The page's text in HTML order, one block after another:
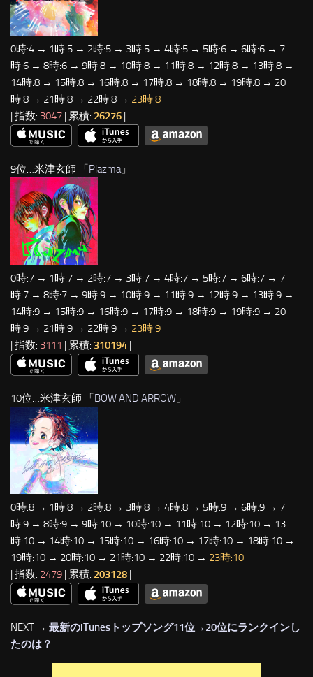
0時:4 → 1時:5 → 2時:5 → 3時:5 → 4時:5 → 5時:6 → 6時:6 → 7
時:6 → 8時:6 → 9時:8 → 10時:8 → 11時:8 → 12時:8 → 13時:8 →
14時:8 → 15時:8 → 16時:8 → 17時:8 → 18時:8 → 19時:8 → 20
時:8 → 21時:8 → 22時:8 → 23時:8
| 指数: 3047 | 累積: 26276 |
9位…米津玄師 「Plazma」
0時:7 → 1時:7 → 2時:7 → 3時:7 → 4時:7 → 5時:7 → 6時:7 → 7
時:7 → 8時:7 → 9時:9 → 10時:9 → 11時:9 → 12時:9 → 13時:9 →
14時:9 → 15時:9 → 16時:9 → 17時:9 → 18時:9 → 19時:9 → 20
時:9 → 21時:9 → 22時:9 → 23時:9
| 指数: 3111 | 累積: 310194 |
10位…米津玄師 「BOW AND ARROW 」
0時:8 → 1時:8 → 2時:8 → 3時:8 → 4時:8 → 5時:9 → 6時:9 → 7
時:9 → 8時:9 → 9時:10 → 10時:10 → 11時:10 → 12時:10 → 13
時:10 → 14時:10 → 15時:10 → 16時:10 → 17時:10 → 18時:10 →
19時:10 → 20時:10 → 21時:10 → 22時:10 → 23時:10
| 指数: 2479 | 累積: 203128 |
NEXT → 最新のiTunesトップソング11位→20位にランクインし
たのは？